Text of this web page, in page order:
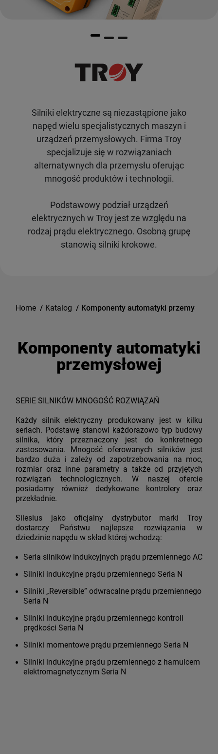
Silniki elektryczne są niezastąpione jako
napęd wielu specjalistycznych maszyn i
urządzeń przemysłowych. Firma Troy
specjalizuje się w rozwiązaniach
alternatywnych dla przemysłu oferując
mnogość produktów i technologii.
Podstawowy podział urządzeń
elektrycznych w Troy jest ze względu na
rodzaj prądu elektrycznego. Osobną grupę
stanowią silniki krokowe.
Home / Katalog / Komponenty automatyki przemysłowej
Komponenty automatyki
przemysłowej
SERIE SILNIKÓW MNOGOŚĆ ROZWIĄZAŃ
Każdy silnik elektryczny produkowany jest w kilku
seriach. Podstawę stanowi każdorazowo typ budowy
silnika, który przeznaczony jest do konkretnego
zastosowania. Mnogość oferowanych silników jest
bardzo duża i zależy od zapotrzebowania na moc,
rozmiar oraz inne parametry a także od przyjętych
rozwiązań technologicznych. W naszej ofercie
posiadamy również dedykowane kontrolery oraz
przekładnie.
Silesius jako oficjalny dystrybutor marki Troy
dostarczy Państwu najlepsze rozwiązania w
dziedzinie napędu w skład której wchodzą:
Seria silników indukcyjnych prądu przemiennego AC
Silniki indukcyjne prądu przemiennego Seria N
Silniki „Reversible” odwracalne prądu przemiennego
Seria N
Silniki indukcyjne prądu przemiennego kontroli
prędkości Seria N
Silniki momentowe prądu przemiennego Seria N
Silniki indukcyjne prądu przemiennego z hamulcem
elektromagnetycznym Seria N